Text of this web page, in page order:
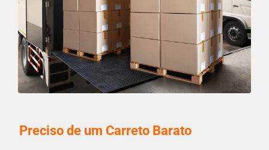
Preciso de um Carreto Barato